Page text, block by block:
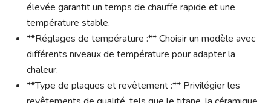
élevée garantit un temps de chauffe rapide et une
température stable.
**Réglages de température :** Choisir un modèle avec
différents niveaux de température pour adapter la
chaleur.
**Type de plaques et revêtement :** Privilégier les